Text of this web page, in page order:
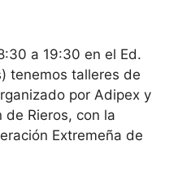
a 19:30 en el Ed.
tenemos talleres de
por Adipex y
de Rieros, con la
Extremeña de